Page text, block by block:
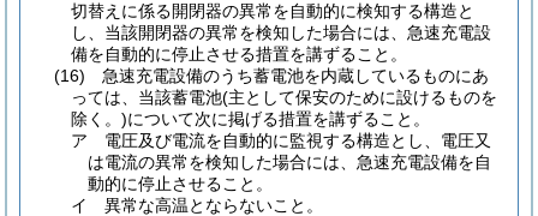
切替えに係る開閉器の異常を自動的に検知する構造と
し、当該開閉器の異常を検知した場合には、急速充電設
備を自動的に停止させる措置を講ずること。
(16)
急速充電設備のうち蓄電池を内蔵しているものにあ
っては、当該蓄電池(主として保安のために設けるものを
除く。)について次に掲げる措置を講ずること。
ア
電圧及び電流を自動的に監視する構造とし、電圧又
は電流の異常を検知した場合には、急速充電設備を自
動的に停止させること。
イ
異常な高温とならないこと。